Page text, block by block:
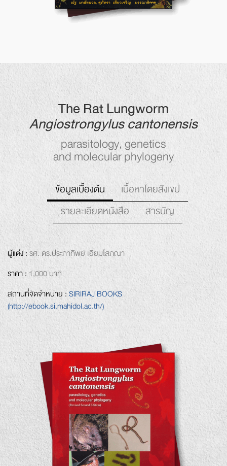
The Rat Lungworm
Angiostrongylus cantonensis
parasitology, genetics
and molecular phylogeny
ข้อมูลเบื้องต้น
เนื้อหาโดยสังเขป
รายละเอียดหนังสือ
สารบัญ
ผู้แต่ง :รศ. ดร.ประภาทิพย์ เอี่ยมโสภณา
ราคา : 1,000 บาท
สถานที่จัดจำหน่าย :SIRIRAJ BOOKS
(http://ebook.si.mahidol.ac.th/)